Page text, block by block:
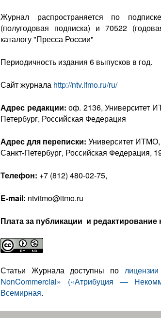
Журнал распространяется по
(полугодовая подписка) и 70522
каталогу "Пресса России"
Периодичность издания 6 выпусков в год.
Сайт журнала http://ntv.ifmo.ru/ru/
Адрес редакции:оф. 2136, Университет
Петербург, Российская Федерация
Адрес для переписки: Университет ИТМО,
Санкт-Петербург, Российская Федерация,
Телефон: +7 (812) 480-02-75,
E-mail: ntvitmo@itmo.ru
Плата за публикации и редактирование
Статьи Журнала доступны по
NonCommercial» («Атрибуция —
Всемирная.